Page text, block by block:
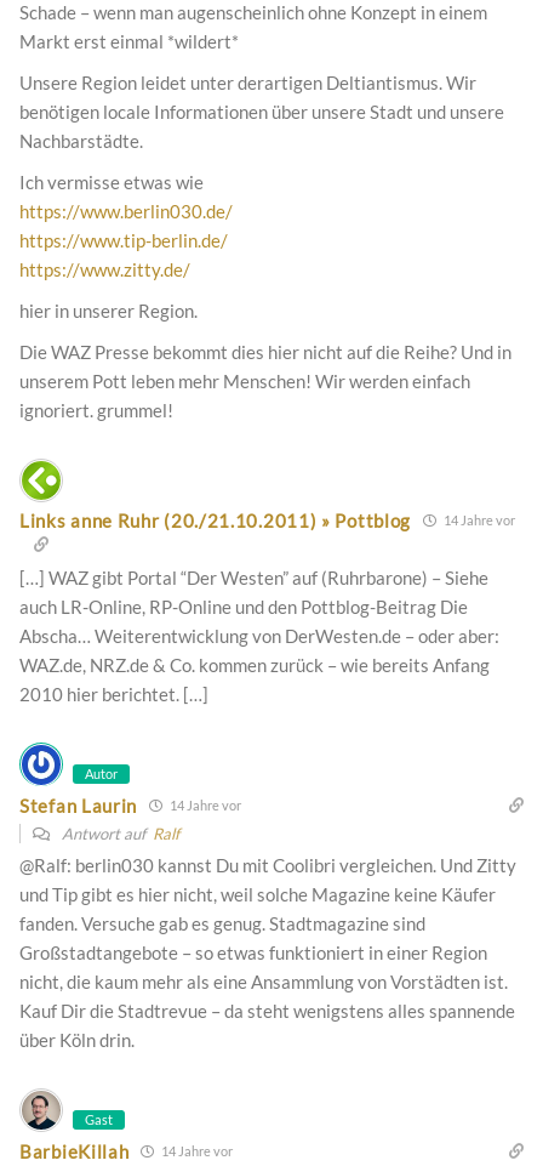
Schade – wenn man augenscheinlich ohne Konzept in einem
Markt erst einmal *wildert*
Unsere Region leidet unter derartigen Deltiantismus. Wir
benötigen locale Informationen über unsere Stadt und unsere
Nachbarstädte.
Ich vermisse etwas wie
https://www.berlin030.de/
https://www.tip-berlin.de/
https://www.zitty.de/
hier in unserer Region.
Die WAZ Presse bekommt dies hier nicht auf die Reihe? Und in
unserem Pott leben mehr Menschen! Wir werden einfach
ignoriert. grummel!
Links anne Ruhr (20./21.10.2011) » Pottblog 14 Jahre vor
[…] WAZ gibt Portal “Der Westen” auf (Ruhrbarone) – Siehe
auch LR-Online, RP-Online und den Pottblog-Beitrag Die
Abscha… Weiterentwicklung von DerWesten.de – oder aber:
WAZ.de, NRZ.de & Co. kommen zurück – wie bereits Anfang
2010 hier berichtet. […]
Autor
Stefan Laurin 14 Jahre vor
Antwort auf Ralf
@Ralf: berlin030 kannst Du mit Coolibri vergleichen. Und Zitty
und Tip gibt es hier nicht, weil solche Magazine keine Käufer
fanden. Versuche gab es genug. Stadtmagazine sind
Großstadtangebote – so etwas funktioniert in einer Region
nicht, die kaum mehr als eine Ansammlung von Vorstädten ist.
Kauf Dir die Stadtrevue – da steht wenigstens alles spannende
über Köln drin.
Gast
BarbieKillah 14 Jahre vor